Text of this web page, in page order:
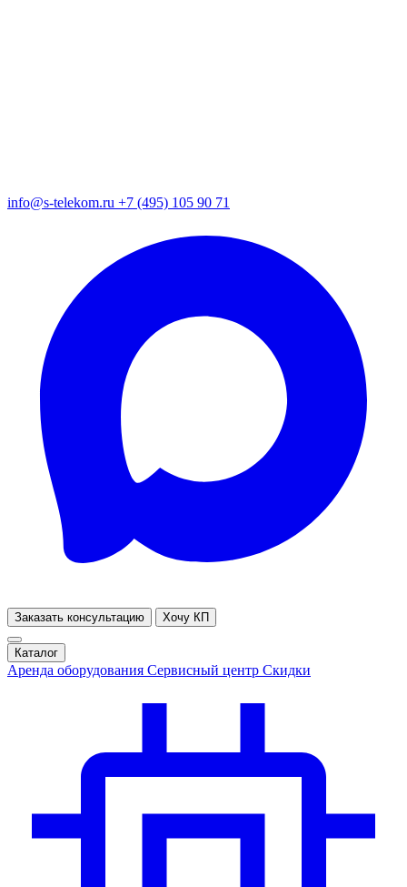
info@s-telekom.ru +7 (495) 105 90 71
Заказать консультацию Хочу КП
Каталог
Аренда оборудования Сервисный центр Скидки